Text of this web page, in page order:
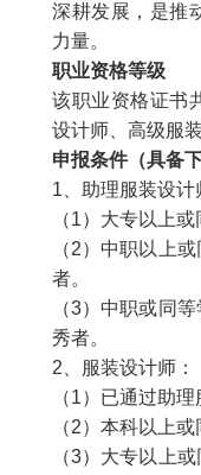
深耕发展，是推
力量。
职业资格等级
该职业资格证书
设计师、高级服
申报条件（具备
1 、助理服装设计
（1）大专以上或
（2）中职以上
者。
（3）中职或同
秀者。
2 、服装设计师：
（1）已通过助理
（2）本科以上或
（3）大专以上